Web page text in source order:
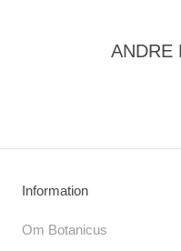
ANDRE
Information
Om Botanicus